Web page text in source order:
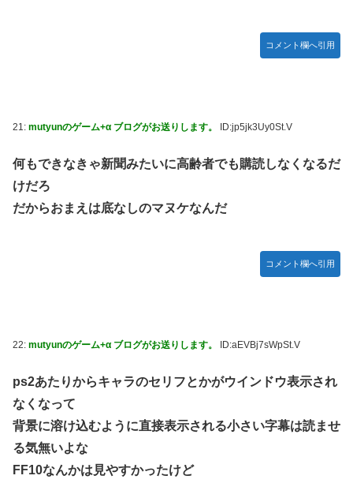
コメント欄へ引用
21: mutyunのゲーム+α ブログがお送りします。 ID:jp5jk3Uy0St.V
何もできなきゃ新聞みたいに高齢者でも購読しなくなるだ
けだろ
だからおまえは底なしのマヌケなんだ
コメント欄へ引用
22: mutyunのゲーム+α ブログがお送りします。 ID:aEVBj7sWpSt.V
ps2あたりからキャラのセリフとかがウインドウ表示され
なくなって
背景に溶け込むように直接表示される小さい字幕は読ませ
る気無いよな
FF10なんかは見やすかったけど